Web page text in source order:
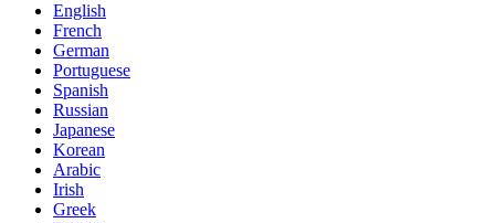
English
French
German
Portuguese
Spanish
Russian
Japanese
Korean
Arabic
Irish
Greek